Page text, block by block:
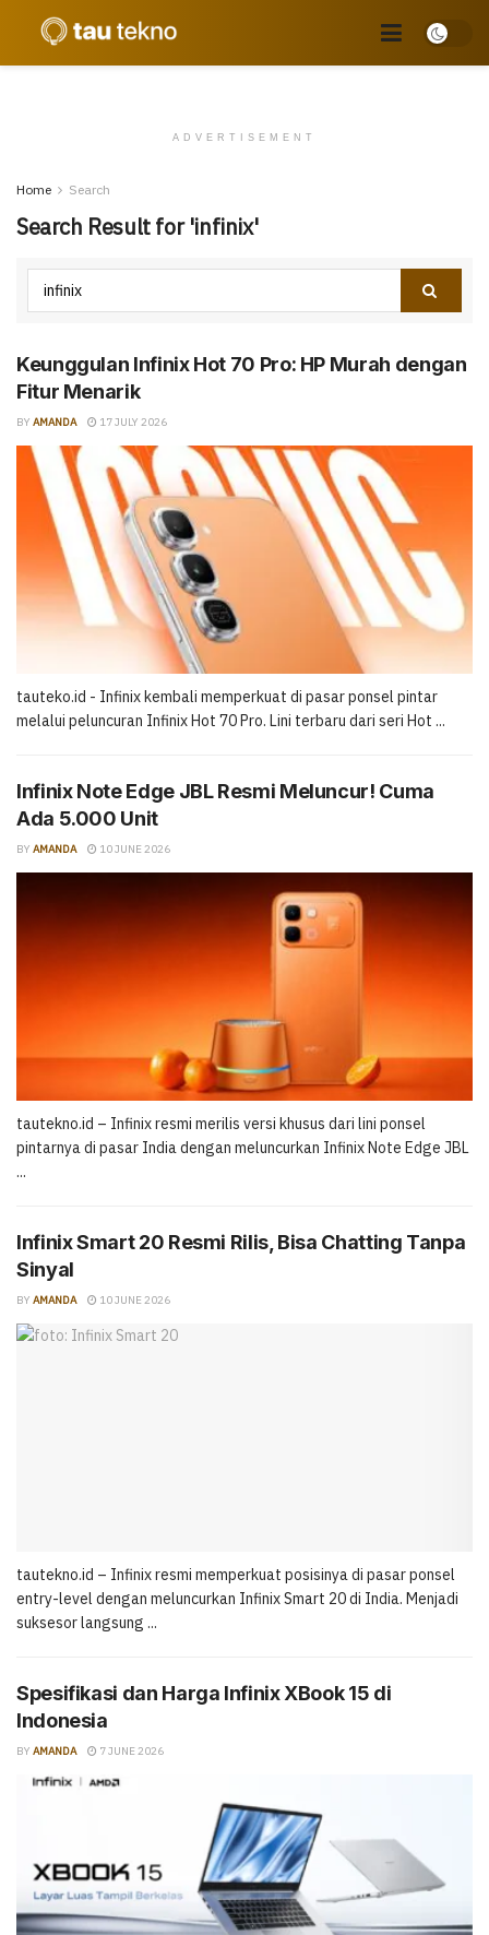
ADVERTISEMENT
Home Search
Search Result for 'infinix'
Keunggulan Infinix Hot 70 Pro: HP Murah dengan
Fitur Menarik
BY AMANDA 17 JULY 2026
tauteko.id - Infinix kembali memperkuat di pasar ponsel pintar
melalui peluncuran Infinix Hot 70 Pro. Lini terbaru dari seri Hot ...
Infinix Note Edge JBL Resmi Meluncur! Cuma
Ada 5.000 Unit
BY AMANDA 10 JUNE 2026
tautekno.id – Infinix resmi merilis versi khusus dari lini ponsel
pintarnya di pasar India dengan meluncurkan Infinix Note Edge JBL
...
Infinix Smart 20 Resmi Rilis, Bisa Chatting Tanpa
Sinyal
BY AMANDA 10 JUNE 2026
tautekno.id – Infinix resmi memperkuat posisinya di pasar ponsel
entry-level dengan meluncurkan Infinix Smart 20 di India. Menjadi
suksesor langsung ...
Spesifikasi dan Harga Infinix XBook 15 di
Indonesia
BY AMANDA 7 JUNE 2026